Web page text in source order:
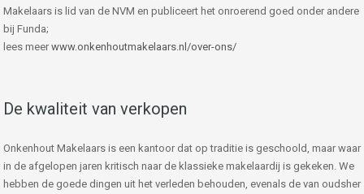
Makelaars is lid van de NVM en publiceert het onroerend goed onder andere
bij Funda;
lees meer www.onkenhoutmakelaars.nl/over-ons/
De kwaliteit van verkopen
Onkenhout Makelaars is een kantoor dat op traditie is geschoold, maar waar
in de afgelopen jaren kritisch naar de klassieke makelaardij is gekeken. We
hebben de goede dingen uit het verleden behouden, evenals de van oudsher